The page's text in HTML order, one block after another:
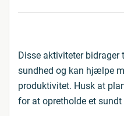
Disse aktiviteter
sundhed og kan hjælpe
produktivitet. Husk at
for at opretholde et